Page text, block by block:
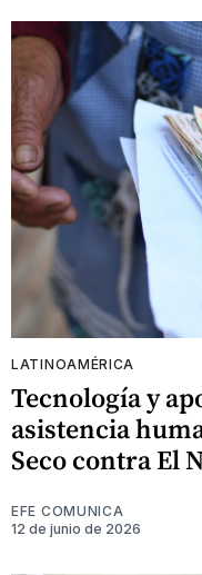
LATINOAMÉRICA
Tecnología y
asistencia
Seco contra El
EFE COMUNICA
12 de junio de 2026